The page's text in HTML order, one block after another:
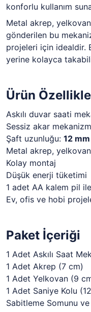
konforlu kullanım
Metal akrep,
gönderilen bu
projeleri için idealdir.
yerine kolayca
Ürün
Askılı duvar saati
Sessiz akar
Şaft uzunluğu: 12 mm
Metal akrep,
Kolay montaj
Düşük enerji tüketimi
1 adet AA kalem pil
Ev, ofis ve hobi
Paket İçeriği
1 Adet Askılı Saat
1 Adet Akrep (7 cm)
1 Adet Yelkovan (9
1 Adet Saniye Kolu
Sabitleme Somunu ve